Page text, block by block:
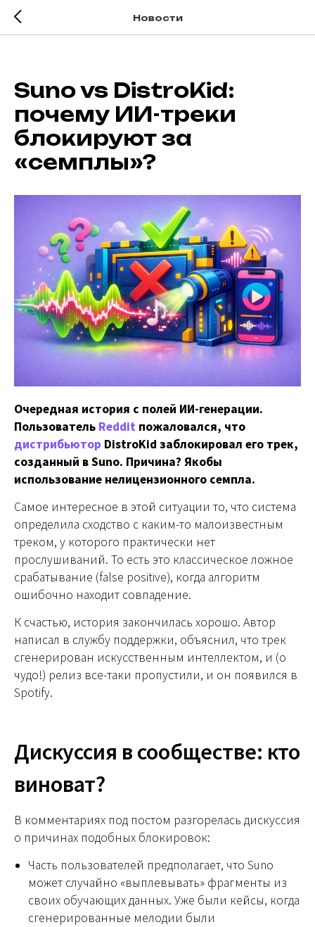
Новости
Suno vs DistroKid:
почему ИИ-треки
блокируют за
«семплы»?
Очередная история с полей ИИ-генерации.
Пользователь Reddit пожаловался, что
дистрибьютор DistroKid заблокировал его трек,
созданный в Suno. Причина? Якобы
использование нелицензионного семпла.
Самое интересное в этой ситуации то, что система
определила сходство с каким-то малоизвестным
треком, у которого практически нет
прослушиваний. То есть это классическое ложное
срабатывание (false positive), когда алгоритм
ошибочно находит совпадение.
К счастью, история закончилась хорошо. Автор
написал в службу поддержки, объяснил, что трек
сгенерирован искусственным интеллектом, и (о
чудо!) релиз все-таки пропустили, и он появился в
Spotify.
Дискуссия в сообществе: кто
виноват?
В комментариях под постом разгорелась дискуссия
о причинах подобных блокировок:
Часть пользователей предполагает, что Suno
может случайно «выплевывать» фрагменты из
своих обучающих данных. Уже были кейсы, когда
сгенерированные мелодии были